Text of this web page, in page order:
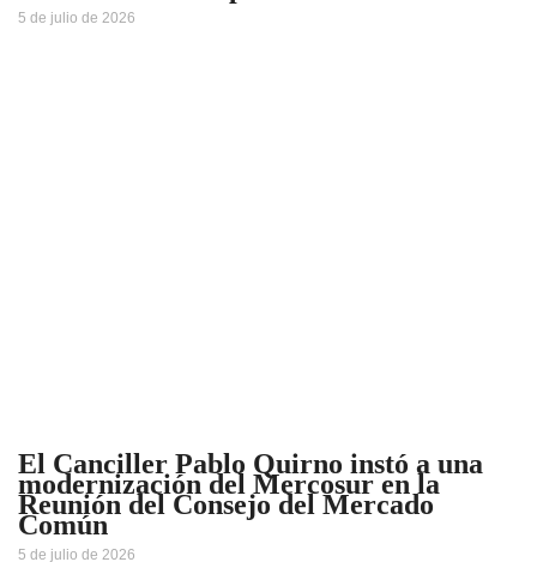
5 de julio de 2026
El Canciller Pablo Quirno instó a una
modernización del Mercosur en la
Reunión del Consejo del Mercado
Común
5 de julio de 2026